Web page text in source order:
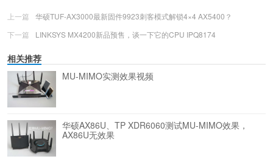
上一篇
华硕TUF-AX3000最新固件9923刺客模式解锁4×4 AX5400？
下一篇
LINKSYS MX4200新品预售，谈一下它的CPU IPQ8174
相关推荐
MU-MIMO实测效果视频
华硕AX86U、TP XDR6060测试MU-MIMO效果，
AX86U无效果